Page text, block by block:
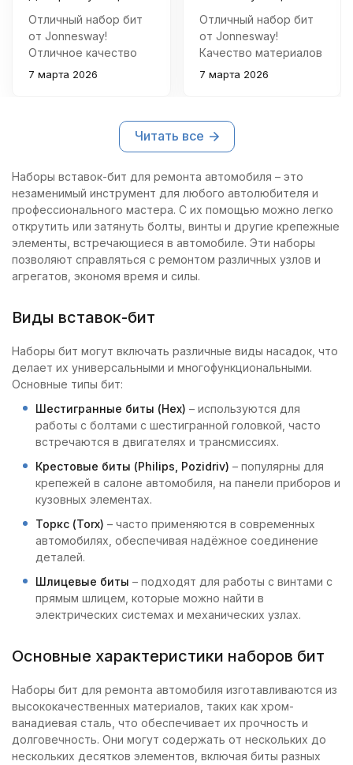
Отличный набор бит
от Jonnesway!
Отличное качество
материалов, удобная
инструмент, никаких
расшатываний.
Рекомендую всем
мастерам!
7 марта 2026
Отличный набор бит
от Jonnesway!
Качество материалов
отличное, все
металлический бокс.
Теперь любые
ремонтные работы
качественно.
7 марта 2026
Читать все
Наборы вставок-бит для ремонта автомобиля – это
незаменимый инструмент для любого автолюбителя и
профессионального мастера. С их помощью можно легко
открутить или затянуть болты, винты и другие крепежные
элементы, встречающиеся в автомобиле. Эти наборы
позволяют справляться с ремонтом различных узлов и
агрегатов, экономя время и силы.
Виды вставок-бит
Наборы бит могут включать различные виды насадок, что
делает их универсальными и многофункциональными.
Основные типы бит:
Шестигранные биты (Hex) – используются для
работы с болтами с шестигранной головкой, часто
встречаются в двигателях и трансмиссиях.
Крестовые биты (Philips, Pozidriv) – популярны для
крепежей в салоне автомобиля, на панели приборов и
кузовных элементах.
Торкс (Torx) – часто применяются в современных
автомобилях, обеспечивая надёжное соединение
деталей.
Шлицевые биты – подходят для работы с винтами с
прямым шлицем, которые можно найти в
электрических системах и механических узлах.
Основные характеристики наборов бит
Наборы бит для ремонта автомобиля изготавливаются из
высококачественных материалов, таких как хром-
ванадиевая сталь, что обеспечивает их прочность и
долговечность. Они могут содержать от нескольких до
нескольких десятков элементов, включая биты разных